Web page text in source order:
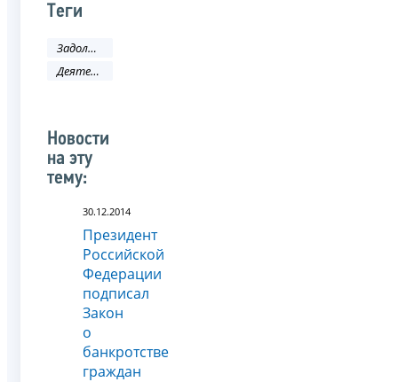
Теги
Задолженность и банкротство
Деятельность ФНС
Новости
на эту
тему:
30.12.2014
Президент
Российской
Федерации
подписал
Закон
о
банкротстве
граждан